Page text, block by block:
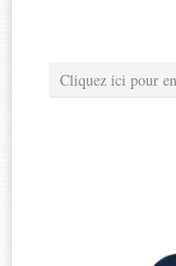
Cliquez ici pour